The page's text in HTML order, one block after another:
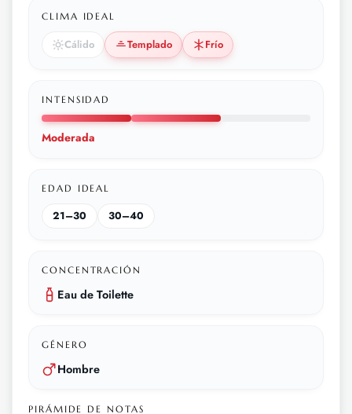
CLIMA IDEAL
Cálido Templado Frío
INTENSIDAD
Moderada
EDAD IDEAL
21–30 30–40
CONCENTRACIÓN
Eau de Toilette
GÉNERO
Hombre
PIRÁMIDE DE NOTAS